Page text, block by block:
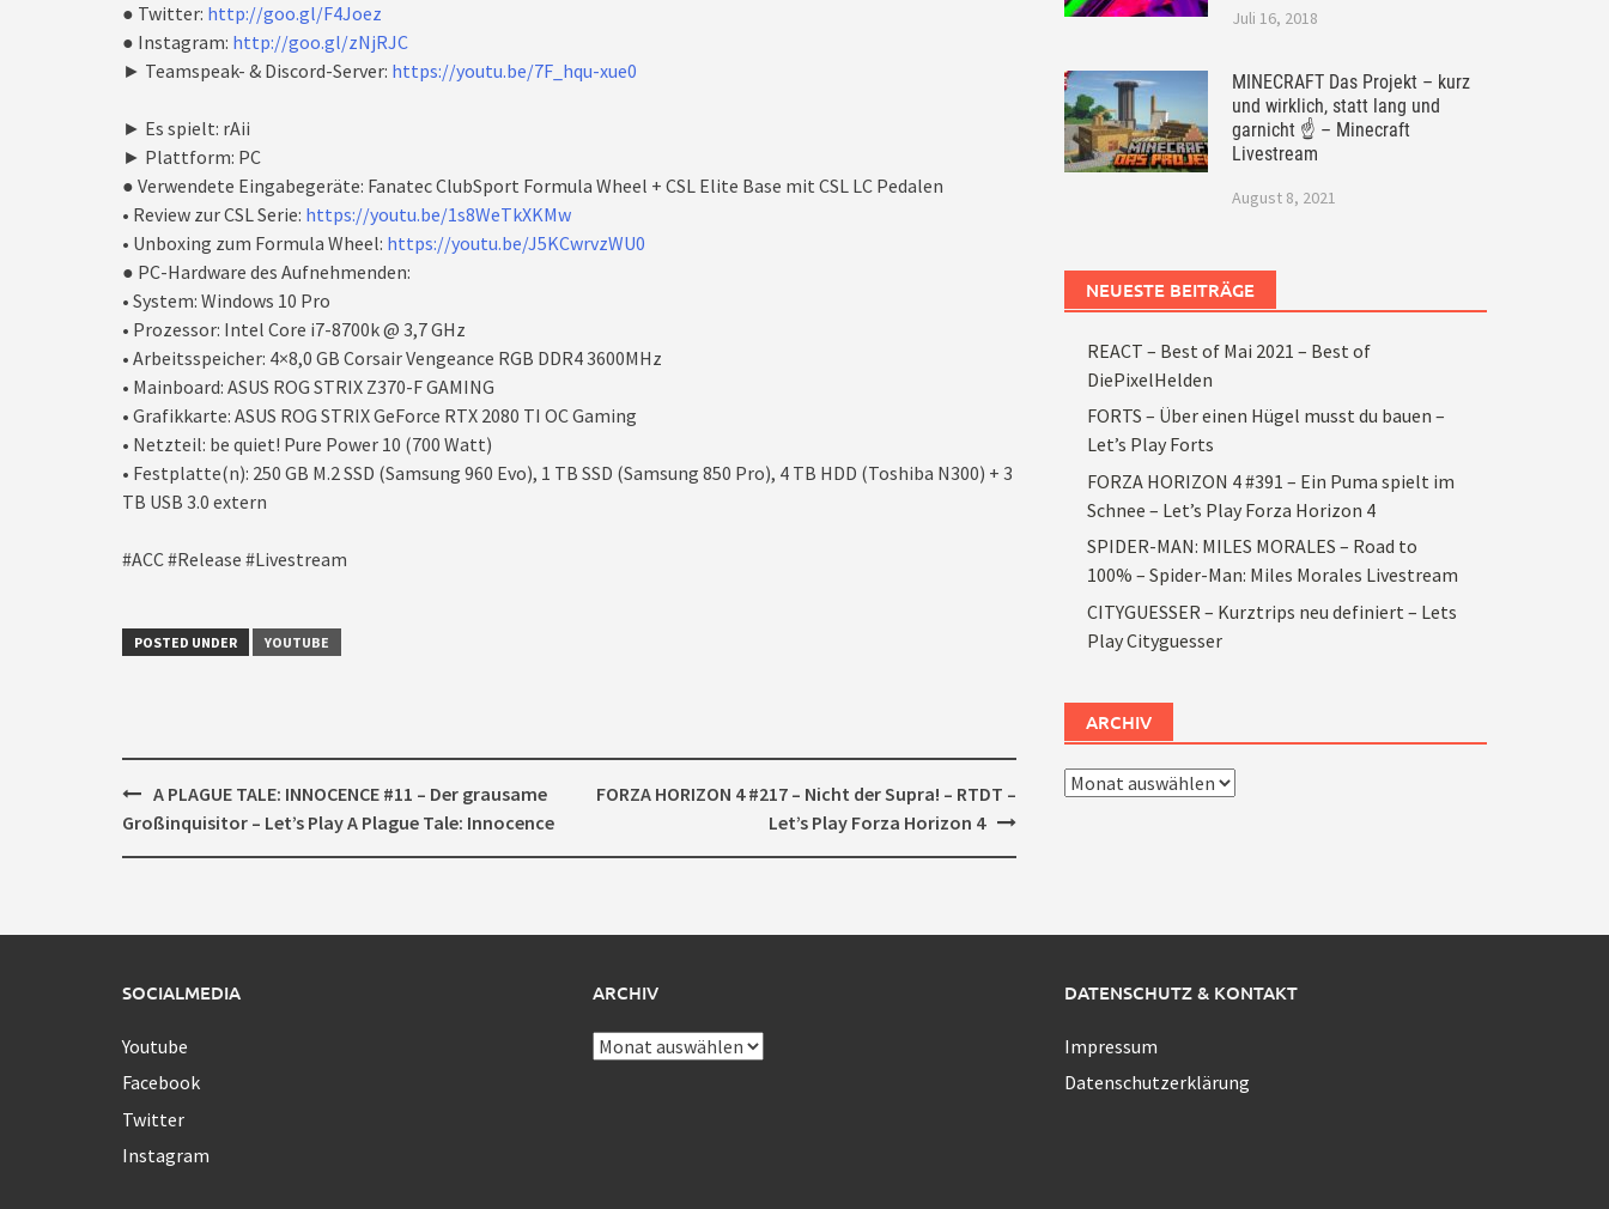
● Twitter: http://goo.gl/F4Joez
● Instagram: http://goo.gl/zNjRJC
► Teamspeak- & Discord-Server: https://youtu.be/7F_hqu-xue0
► Es spielt: rAii
► Plattform: PC
● Verwendete Eingabegeräte: Fanatec ClubSport Formula Wheel + CSL Elite Base mit CSL LC Pedalen
• Review zur CSL Serie: https://youtu.be/1s8WeTkXKMw
• Unboxing zum Formula Wheel: https://youtu.be/J5KCwrvzWU0
● PC-Hardware des Aufnehmenden:
• System: Windows 10 Pro
• Prozessor: Intel Core i7-8700k @ 3,7 GHz
• Arbeitsspeicher: 4×8,0 GB Corsair Vengeance RGB DDR4 3600MHz
• Mainboard: ASUS ROG STRIX Z370-F GAMING
• Grafikkarte: ASUS ROG STRIX GeForce RTX 2080 TI OC Gaming
• Netzteil: be quiet! Pure Power 10 (700 Watt)
• Festplatte(n): 250 GB M.2 SSD (Samsung 960 Evo), 1 TB SSD (Samsung 850 Pro), 4 TB HDD (Toshiba N300) + 3
TB USB 3.0 extern
#ACC #Release #Livestream
POSTED UNDER YOUTUBE
Post
navigation
A PLAGUE TALE: INNOCENCE #11 – Der grausame
Großinquisitor – Let’s Play A Plague Tale: Innocence
FORZA HORIZON 4 #217 – Nicht der Supra! – RTDT –
Let’s Play Forza Horizon 4
Juli 16, 2018
MINECRAFT Das Projekt – kurz
und wirklich, statt lang und
garnicht ☝ – Minecraft
Livestream
August 8, 2021
NEUESTE BEITRÄGE
REACT – Best of Mai 2021 – Best of
DiePixelHelden
FORTS – Über einen Hügel musst du bauen –
Let’s Play Forts
FORZA HORIZON 4 #391 – Ein Puma spielt im
Schnee – Let’s Play Forza Horizon 4
SPIDER-MAN: MILES MORALES – Road to
100% – Spider-Man: Miles Morales Livestream
CITYGUESSER – Kurztrips neu definiert – Lets
Play Cityguesser
ARCHIV
Archiv
SOCIALMEDIA
Youtube
Facebook
Twitter
Instagram
ARCHIV
Archiv
DATENSCHUTZ & KONTAKT
Impressum
Datenschutzerklärung